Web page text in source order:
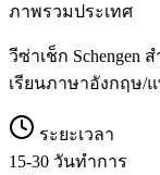
ภาพรวมประเทศ
วีซ่าเช็ก Schengen
เรียนภาษาอังกฤษ/แ
ระยะเวลา
15-30 วันทำการ